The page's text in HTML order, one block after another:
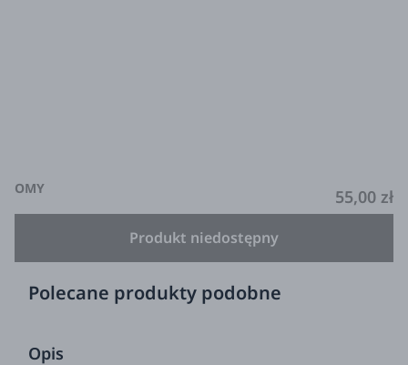
OMY 55,00 zł
Produkt niedostępny
Polecane produkty podobne
Opis